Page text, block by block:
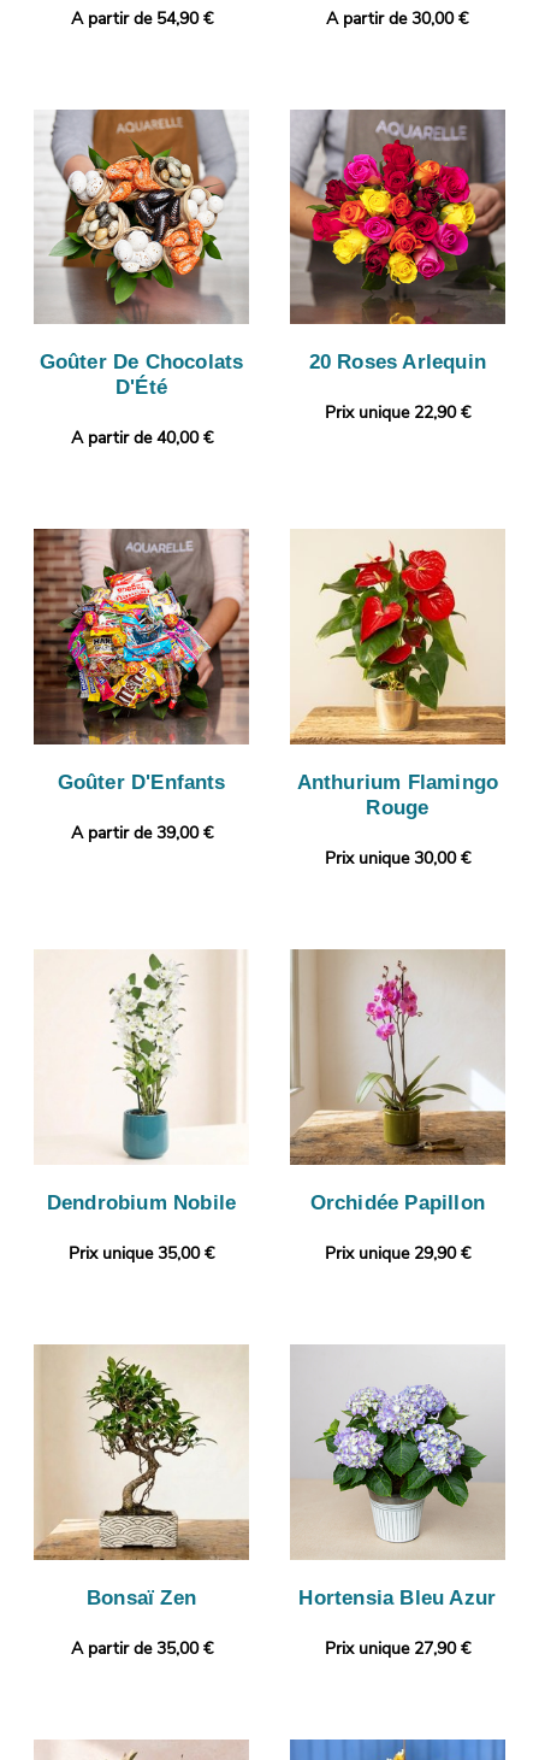
A partir de 54,90 € A partir de 30,00 €
Goûter De Chocolats
D'Été
A partir de 40,00 €
20 Roses Arlequin
Prix unique 22,90 €
Goûter D'Enfants
A partir de 39,00 €
Anthurium Flamingo
Rouge
Prix unique 30,00 €
Dendrobium Nobile
Prix unique 35,00 €
Orchidée Papillon
Prix unique 29,90 €
Bonsaï Zen
A partir de 35,00 €
Hortensia Bleu Azur
Prix unique 27,90 €